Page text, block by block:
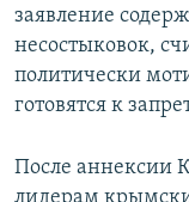
заявление
несостыковок,
политически
готовятся к
После аннексии